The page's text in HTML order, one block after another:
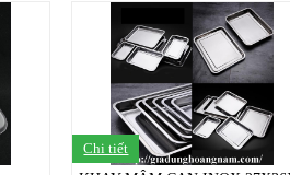
Chi tiết